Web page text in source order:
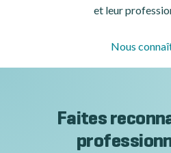
et leur
Nous
Faites